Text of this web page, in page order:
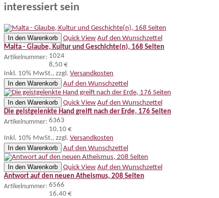
interessiert sein
In den Warenkorb Quick View Auf den Wunschzettel
Malta - Glaube, Kultur und Geschichte(n), 168 Seiten
Artikelnummer: 1024
8,50 €
Inkl. 10% MwSt., zzgl. Versandkosten
In den Warenkorb
Auf den Wunschzettel
In den Warenkorb Quick View Auf den Wunschzettel
Die geistgelenkte Hand greift nach der Erde, 176 Seiten
Artikelnummer: 6363
10,10 €
Inkl. 10% MwSt., zzgl. Versandkosten
In den Warenkorb
Auf den Wunschzettel
In den Warenkorb Quick View Auf den Wunschzettel
Antwort auf den neuen Atheismus, 208 Seiten
Artikelnummer: 6566
16,40 €